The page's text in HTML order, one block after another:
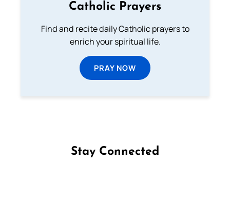
Catholic Prayers
Find and recite daily Catholic prayers to
enrich your spiritual life.
PRAY NOW
Stay Connected